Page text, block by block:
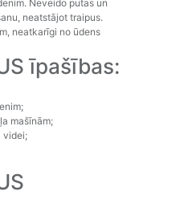
Neveido putas un
neatstājot traipus.
neatkarīgi no ūdens
īpašības:
mašīnām;
videi;